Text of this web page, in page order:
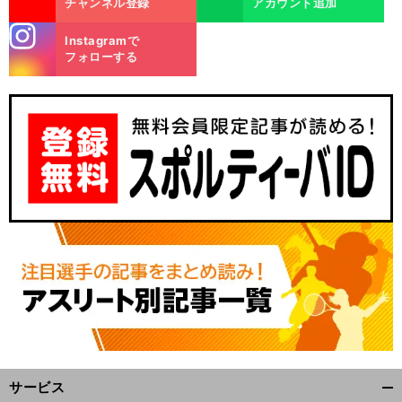
チャンネル登録 アカウント追加
m
Instagramで
フォローする
サービス